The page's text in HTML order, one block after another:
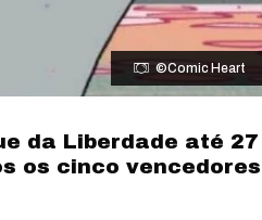
©Comic Heart
da Liberdade até 27
os cinco vencedores